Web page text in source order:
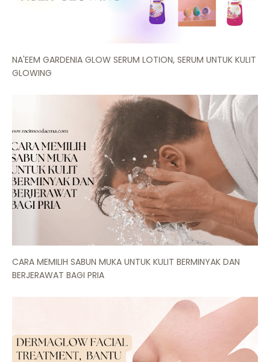
NA'EEM GARDENIA GLOW SERUM LOTION, SERUM UNTUK KULIT
GLOWING
CARA MEMILIH SABUN MUKA UNTUK KULIT BERMINYAK DAN
BERJERAWAT BAGI PRIA